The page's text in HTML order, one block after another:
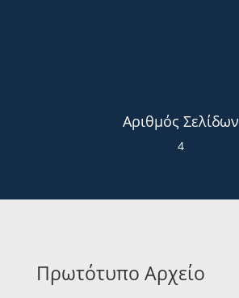
Αριθμός Σελίδων
4
Πρωτότυπο Αρχείο